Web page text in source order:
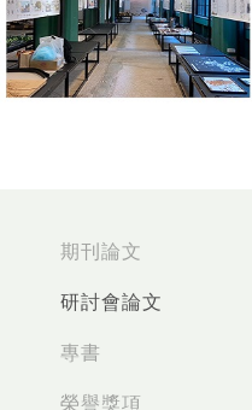
期刊論文
研討會論文
專書
榮譽獎項